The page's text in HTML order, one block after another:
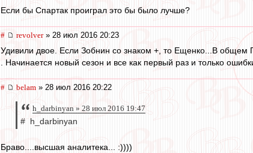
Если бы Спартак проиграл это бы было лучше?
# revolver» 28 июл 2016 20:23
Удивили двое. Если Зобнин со знаком +, то Ещенко...В общем
. Начинается новый сезон и все как первый раз и только
# belam » 28 июл 2016 20:22
h_darbinyan » 28 июл 2016 19:47
# h_darbinyan
Браво....высшая аналитека... :))))